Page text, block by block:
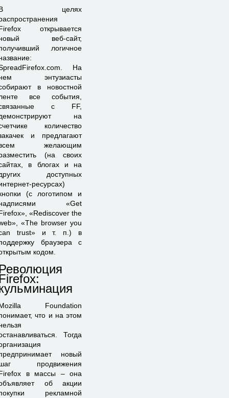
целях
открывается
веб-сайт,
логичное
На
энтузиасты
в новостной
все события,
с FF,
на
количество
и предлагают
желающим
(на своих
в блогах и на
доступных
ресурсах)
(с логотипом и
«Get
«Rediscover the
«The browser you
trust» и т. п.) в
браузера с
кодом.
Foundation
что и на этом
Тогда
новый
продвижения
в массы – она
об акции
рекламной